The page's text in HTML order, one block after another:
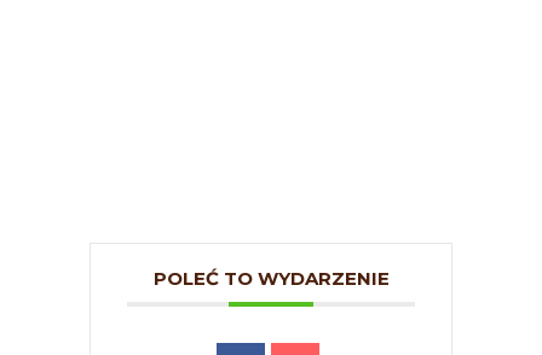
POLEĆ TO WYDARZENIE